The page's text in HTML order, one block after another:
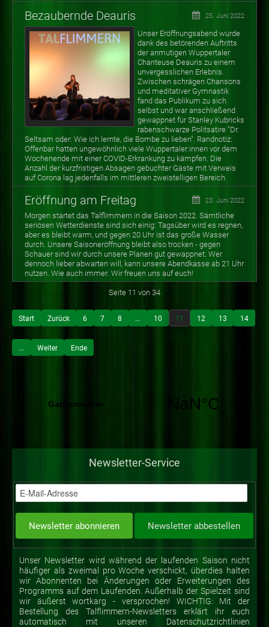
Bezaubernde Deauris 25. Juni 2022
Unser Eröffnungsabend wurde
dank des betörenden Auftritts
der anmutigen Wuppertaler
Chanteuse Deauris zu einem
unvergesslichen Erlebnis.
Zwischen schrägen Chansons
und meditativer Gymnastik
fand das Publikum zu sich
selbst und war anschließend
gewappnet für Stanley Kubricks
rabenschwarze Politsatire "Dr.
Seltsam oder: Wie ich lernte, die Bombe zu lieben". Randnotiz:
Offenbar hatten ungewöhnlich viele Wuppertaler:innen vor dem
Wochenende mit einer COVID-Erkrankung zu kämpfen. Die
Anzahl der kurzfristigen Absagen gebuchter Gäste mit Verweis
auf Corona lag jedenfalls im mittleren zweistelligen Bereich.
Eröffnung am Freitag 23. Juni 2022
Morgen startet das Talflimmern in die Saison 2022. Sämtliche
seriösen Wetterdienste sind sich einig: Tagsüber wird es regnen,
aber es bleibt warm, und gegen 20 Uhr ist das große Wasser
durch. Unsere Saisoneröffnung bleibt also trocken - gegen
Schauer sind wir durch unsere Planen gut gewappnet. Wer
dennoch lieber abwarten will, kann unsere Abendkasse ab 21 Uhr
nutzen. Wie auch immer: Wir freuen uns auf euch!
Seite 11 von 34
Start Zurück 6 7 8 ... 10 11 12 13 14
... Weiter Ende
Newsletter-Service
Unser Newsletter wird während der laufenden Saison nicht
häufiger als zweimal pro Woche verschickt, überdies halten
wir Abonnenten bei Änderungen oder Erweiterungen des
Programms auf dem Laufenden. Außerhalb der Spielzeit sind
wir äußerst wortkarg - versprochen! WICHTIG: Mit der
Bestellung des Talflimmern-Newsletters erklärt ihr euch
automatisch mit unseren Datenschutzrichtlinien